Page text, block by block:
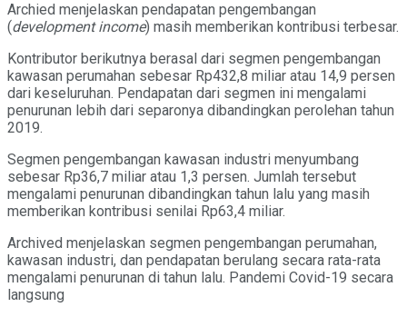
Archied menjelaskan pendapatan pengembangan
(development income) masih memberikan kontribusi terbesar.
Kontributor berikutnya berasal dari segmen pengembangan
kawasan perumahan sebesar Rp432,8 miliar atau 14,9 persen
dari keseluruhan. Pendapatan dari segmen ini mengalami
penurunan lebih dari separonya dibandingkan perolehan tahun
2019.
Segmen pengembangan kawasan industri menyumbang
sebesar Rp36,7 miliar atau 1,3 persen. Jumlah tersebut
mengalami penurunan dibandingkan tahun lalu yang masih
memberikan kontribusi senilai Rp63,4 miliar.
Archived menjelaskan segmen pengembangan perumahan,
kawasan industri, dan pendapatan berulang secara rata-rata
mengalami penurunan di tahun lalu. Pandemi Covid-19 secara
langsung